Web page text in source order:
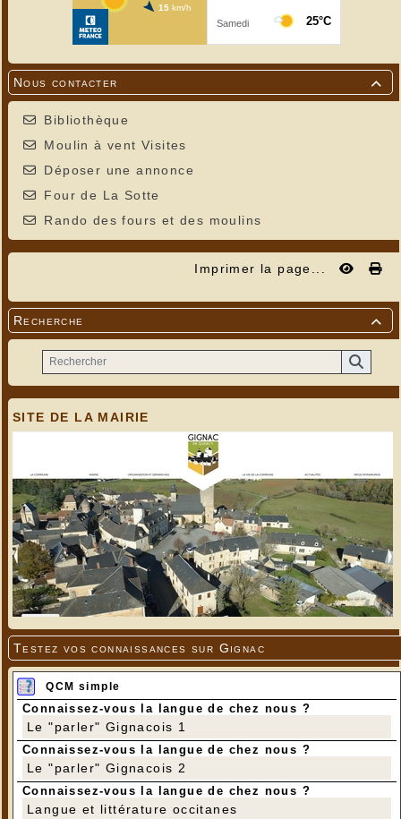

Nous contacter
Bibliothèque
Moulin à vent Visites
Déposer une annonce
Four de La Sotte
Rando des fours et des moulins
Imprimer la page...

Recherche
SITE DE LA MAIRIE
Testez vos connaissances sur Gignac
QCM simple
Connaissez-vous la langue de chez nous ?
Le "parler" Gignacois 1
Connaissez-vous la langue de chez nous ?
Le "parler" Gignacois 2
Connaissez-vous la langue de chez nous ?
Langue et littérature occitanes